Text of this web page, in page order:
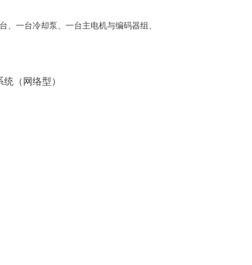
一台冷却泵、一台主电机与编码器组、
（网络型）